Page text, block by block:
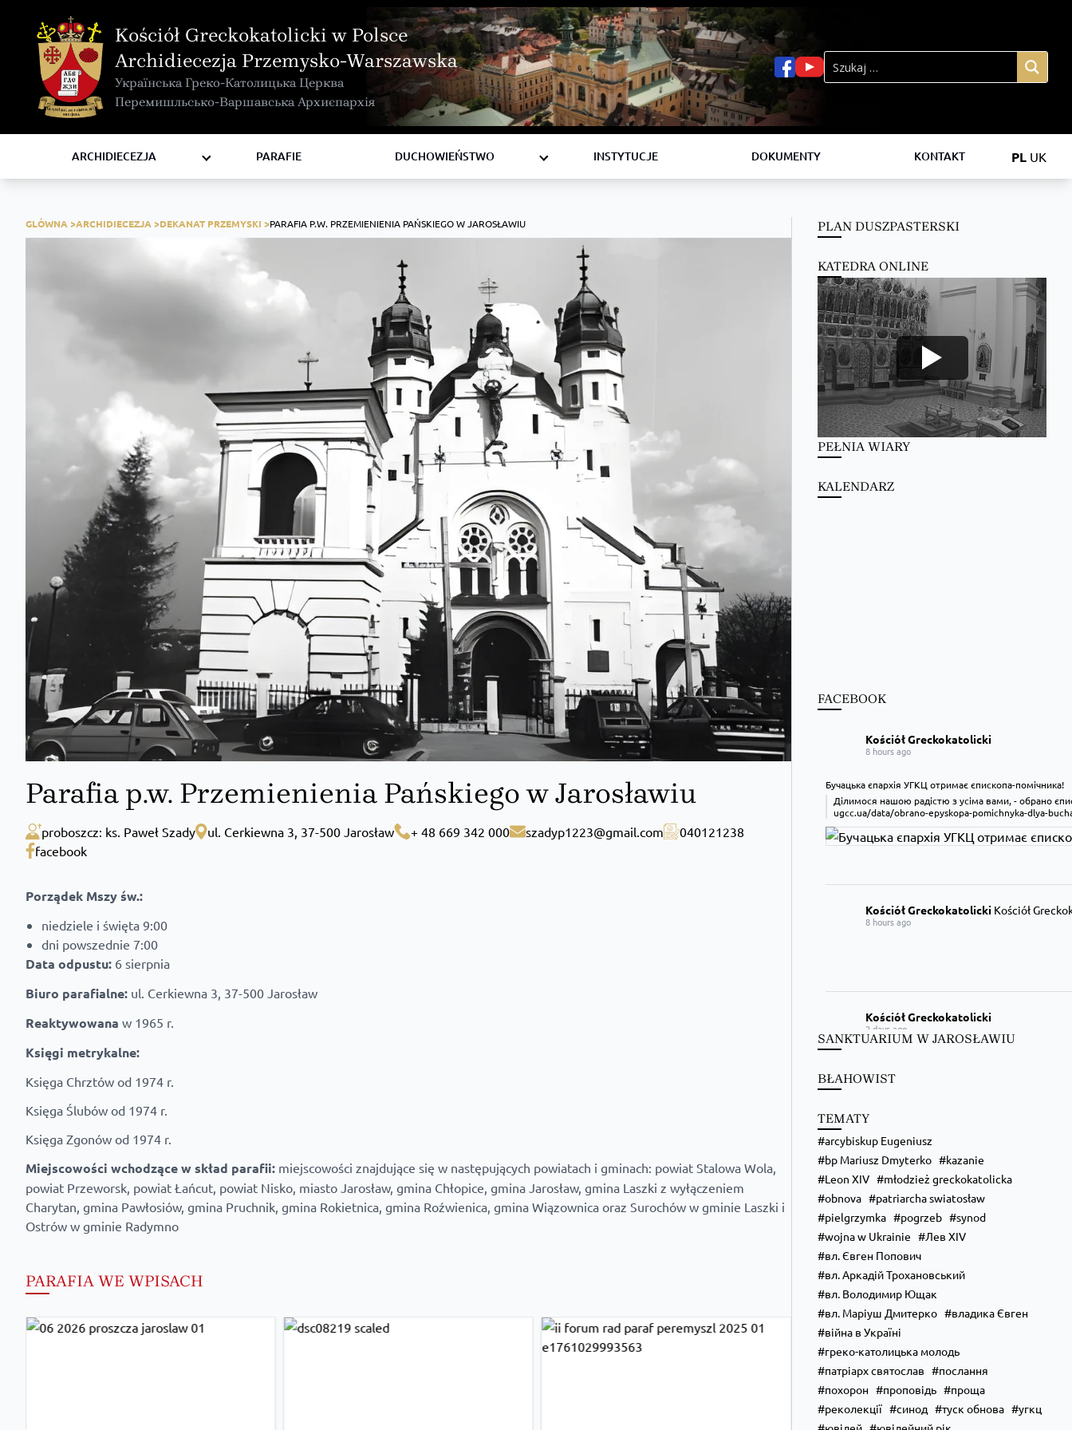
Kościół Greckokatolicki w Polsce
Archidiecezja Przemysko-Warszawska
Українська Греко-Католицька Церква
Перемишльсько-Варшавська Архиєпархія
ARCHIDIECEZJA
KURIA METROPOLITALNA
KAPITUŁA
KOMISJE I WYDZIAŁY
RADY
ZAKONY I ZGROMADZENIA
PARAFIE
DUCHOWIEŃSTWO
BISKUPI
KSIĘŻA
INSTYTUCJE
DOKUMENTY KONTAKT PL UK
GLÓWNA >ARCHIDIECEZJA >DEKANAT PRZEMYSKI >PARAFIA P.W. PRZEMIENIENIA PAŃSKIEGO W JAROSŁAWIU
Parafia p.w. Przemienienia Pańskiego w Jarosławiu
proboszcz: ks. Paweł Szady ul. Cerkiewna 3, 37-500 Jarosław + 48 669 342 000 szadyp1223@gmail.com
040121238
facebook
Porządek Mszy św.:
niedziele i święta 9:00
dni powszednie 7:00
Data odpustu: 6 sierpnia
Biuro parafialne: ul. Cerkiewna 3, 37-500 Jarosław
Reaktywowana w 1965 r.
Księgi metrykalne:
Księga Chrztów od 1974 r.
Księga Ślubów od 1974 r.
Księga Zgonów od 1974 r.
Miejscowości wchodzące w skład parafii: miejscowości znajdujące się w następujących powiatach i gminach: powiat Stalowa Wola,
powiat Przeworsk, powiat Łańcut, powiat Nisko, miasto Jarosław, gmina Chłopice, gmina Jarosław, gmina Laszki z wyłączeniem
Charytan, gmina Pawłosiów, gmina Pruchnik, gmina Rokietnica, gmina Roźwienica, gmina Wiązownica oraz Surochów w gminie Laszki i
Ostrów w gminie Radymno
PARAFIA WE WPISACH
PLAN DUSZPASTERSKI
KATEDRA ONLINE
PEŁNIA WIARY
KALENDARZ
FACEBOOK
Kościół Greckokatolicki
8 hours ago
Бучацька єпархія УГКЦ отримає єпископа-помічника!
Ділимося нашою радістю з усіма вами, - обрано
ugcc.ua/data/obrano-epyskopa-pomichnyka-dlya-
Kościół Greckokatolicki Kościół
8 hours ago
Kościół Greckokatolicki
2 days ago
✨ Хочеш не просто проводити час, а зростати у вірі,
💙 На тебе чекає:
• живе спілкування та нові знайомства;
• формація, яка допоможе зміцнити віру;
• практичні навички для організації зустрічей, т
SANKTUARIUM W JAROSŁAWIU
BŁAHOWIST
TEMATY
arcybiskup Eugeniusz
bp Mariusz Dmyterko
kazanie
Leon XIV
młodzież greckokatolicka
obnova
patriarcha swiatosław
pielgrzymka
pogrzeb
synod
wojna w Ukrainie
Лев XIV
вл. Євген Попович
вл. Аркадій Трохановський
вл. Володимир Ющак
вл. Маріуш Дмитерко
владика Євген
війна в Україні
греко-католицька молодь
патріарх святослав
послання
похорон
проповідь
проща
реколекції
синод туск обнова
угкц